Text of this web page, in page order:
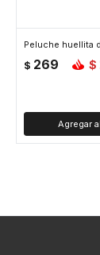
Peluche huellita
$ 269 $